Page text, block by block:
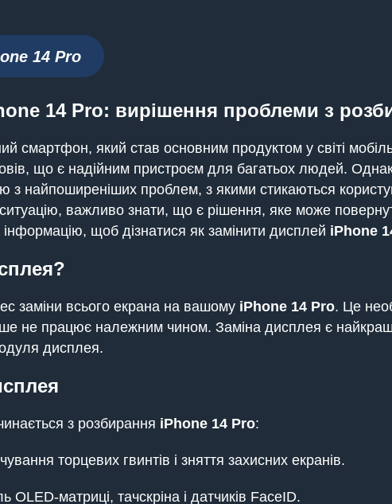
14 Pro
14 Pro: вирішення проблеми з
смартфон, який став основним продуктом у світі
що є надійним пристроєм для багатьох людей.
з найпоширеніших проблем, з якими стикаються
важливо знати, що є рішення, яке може
щоб дізнатися як замінити дисплей iPhone
заміни всього екрана на вашому iPhone 14 Pro. Це
не працює належним чином. Заміна дисплея є
дисплея.
з розбирання iPhone 14 Pro:
торцевих гвинтів і зняття захисних екранів.
OLED-матриці, тачскріна і датчиків FaceID.